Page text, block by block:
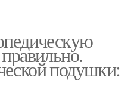
подушки: